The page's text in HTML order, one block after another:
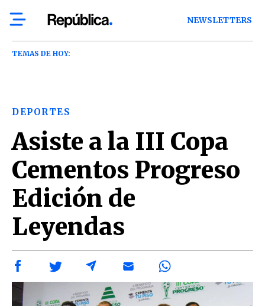
NEWSLETTERS
TEMAS DE HOY:
DEPORTES
Asiste a la III Copa
Cementos Progreso
Edición de
Leyendas